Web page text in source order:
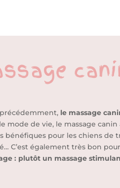
le massage
mode de vie, le massage
bénéfiques pour les chiens de
C’est également très bon
: plutôt un massage